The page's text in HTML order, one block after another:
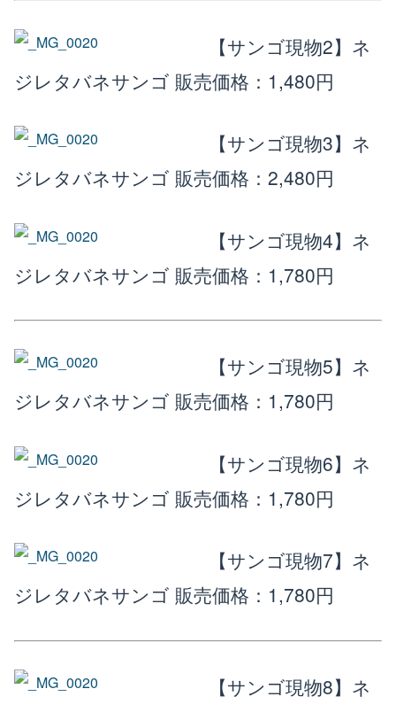
【サンゴ現物2】ネ
ジレタバネサンゴ 販売価格：1,480円
【サンゴ現物3】ネ
ジレタバネサンゴ 販売価格：2,480円
【サンゴ現物4】ネ
ジレタバネサンゴ 販売価格：1,780円
【サンゴ現物5】ネ
ジレタバネサンゴ 販売価格：1,780円
【サンゴ現物6】ネ
ジレタバネサンゴ 販売価格：1,780円
【サンゴ現物7】ネ
ジレタバネサンゴ 販売価格：1,780円
【サンゴ現物8】ネ